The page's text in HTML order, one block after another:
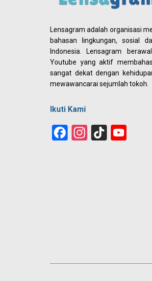
Lensagram adalah organisasi
bahasan lingkungan, sosial
Indonesia. Lensagram
Youtube yang aktif
sangat dekat dengan
mewawancarai sejumlah tokoh.
Ikuti Kami
Facebook
Instagram
TikTok